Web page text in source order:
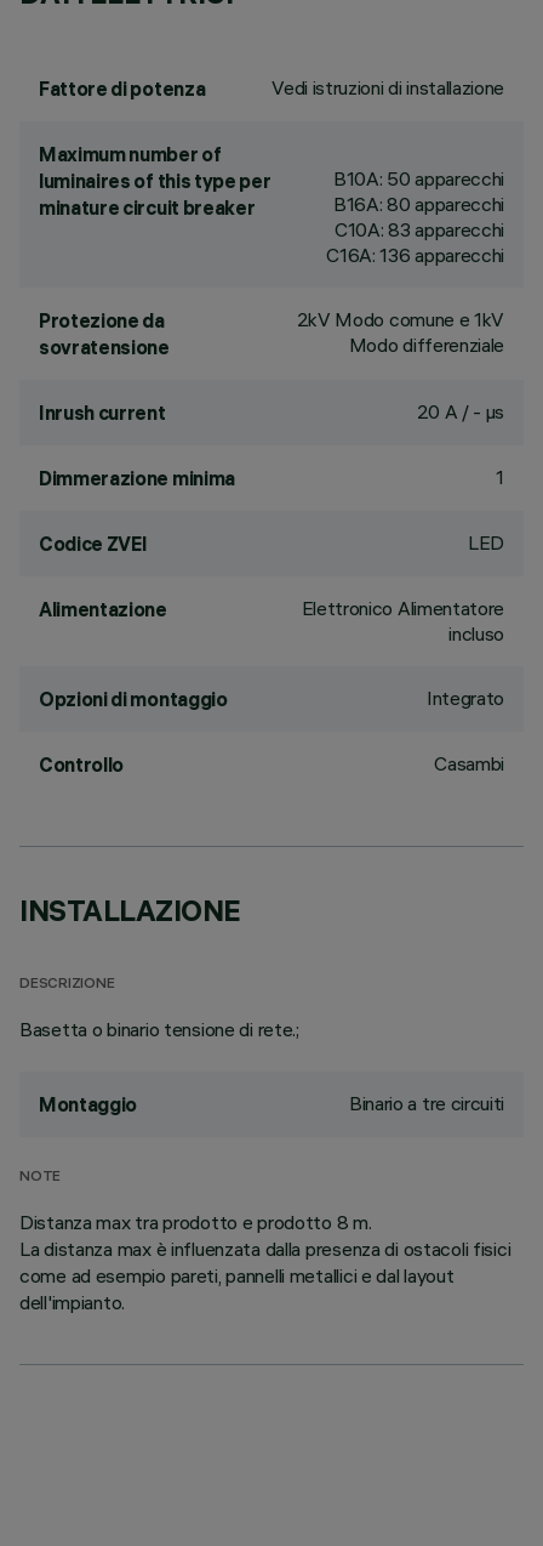
Fattore di potenza Vedi istruzioni di installazione
Maximum number of
luminaires of this type per
minature circuit breaker
B10A: 50 apparecchi
B16A: 80 apparecchi
C10A: 83 apparecchi
C16A: 136 apparecchi
Protezione da
sovratensione
2kV Modo comune e 1kV
Modo differenziale
Inrush current 20 A / - µs
Dimmerazione minima 1
Codice ZVEI LED
Alimentazione
Elettronico Alimentatore
incluso
Opzioni di montaggio Integrato
Controllo Casambi
INSTALLAZIONE
DESCRIZIONE
Basetta o binario tensione di rete.;
Montaggio Binario a tre circuiti
NOTE
Distanza max tra prodotto e prodotto 8 m.
La distanza max è influenzata dalla presenza di ostacoli fisici
come ad esempio pareti, pannelli metallici e dal layout
dell'impianto.